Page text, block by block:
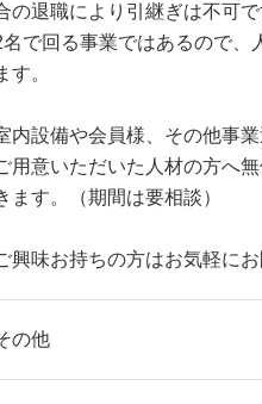
の退職により引継ぎは不可で
名で回る事業ではあるので、
す。
内設備や会員様、その他事
用意いただいた人材の方へ
ます。（期間は要相談）
興味お持ちの方はお気軽にお
の他